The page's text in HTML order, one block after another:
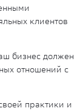
клиентов
бизнес должен
отношений с
практики и